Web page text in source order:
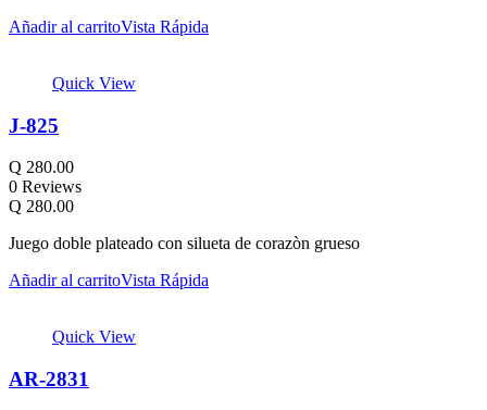
Añadir al carritoVista Rápida
Quick View
J-825
Q 280.00
0 Reviews
Q 280.00
Juego doble plateado con silueta de corazòn grueso
Añadir al carritoVista Rápida
Quick View
AR-2831